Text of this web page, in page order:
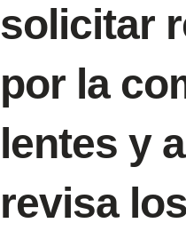
solicitar
por la
lentes y
revisa